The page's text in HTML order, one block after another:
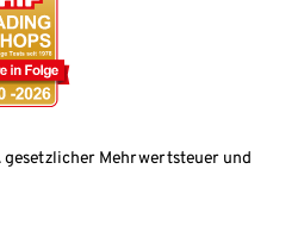
gesetzlicher Mehrwertsteuer und